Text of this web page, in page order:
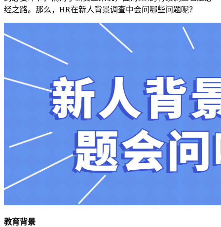
经之路。那么，HR在新人背景调查中会问哪些问题呢？
教育背景